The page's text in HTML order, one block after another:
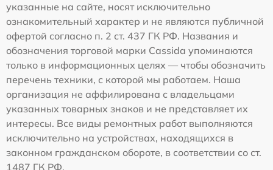
указанные на сайте, носят исключительно
ознакомительный характер и не являются публичной
офертой согласно п. 2 ст. 437 ГК РФ. Названия и
обозначения торговой марки Cassida упоминаются
только в информационных целях — чтобы обозначить
перечень техники, с которой мы работаем. Наша
организация не аффилирована с владельцами
указанных товарных знаков и не представляет их
интересы. Все виды ремонтных работ выполняются
исключительно на устройствах, находящихся в
законном гражданском обороте, в соответствии со ст.
1487 ГК РФ.